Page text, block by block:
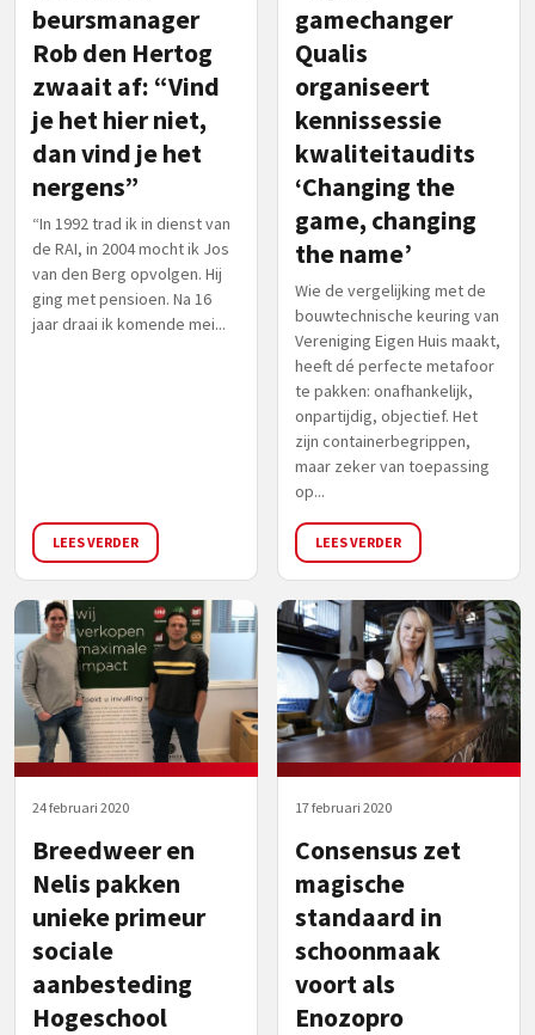
beursmanager
Rob den Hertog
zwaait af: “Vind
je het hier niet,
dan vind je het
nergens”
“In 1992 trad ik in dienst van
de RAI, in 2004 mocht ik Jos
van den Berg opvolgen. Hij
ging met pensioen. Na 16
jaar draai ik komende mei...
LEES VERDER
gamechanger
Qualis
organiseert
kennissessie
kwaliteitaudits
‘Changing the
game, changing
the name’
Wie de vergelijking met de
bouwtechnische keuring van
Vereniging Eigen Huis maakt,
heeft dé perfecte metafoor
te pakken: onafhankelijk,
onpartijdig, objectief. Het
zijn containerbegrippen,
maar zeker van toepassing
op...
LEES VERDER
24 februari 2020
Breedweer en
Nelis pakken
unieke primeur
sociale
aanbesteding
Hogeschool
17 februari 2020
Consensus zet
magische
standaard in
schoonmaak
voort als
Enozopro